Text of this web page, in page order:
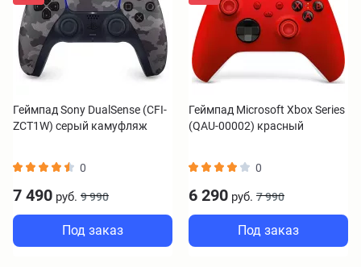
Геймпад Sony DualSense (CFI-
ZCT1W) серый камуфляж
0
7 490 руб. 9 990
Под заказ
Геймпад Microsoft Xbox Series
(QAU-00002) красный
0
6 290 руб. 7 990
Под заказ